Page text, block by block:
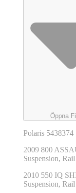
Öppna
Polaris
2009 800
Suspension,
2010 550 IQ
Suspension,